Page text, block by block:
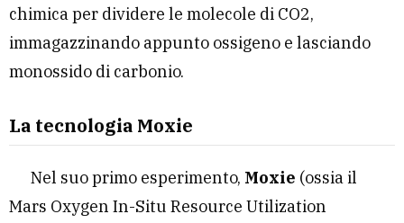
chimica per dividere le molecole di CO2,
immagazzinando appunto ossigeno e lasciando
monossido di carbonio.
La tecnologia Moxie
Nel suo primo esperimento, Moxie (ossia il
Mars Oxygen In-Situ Resource Utilization